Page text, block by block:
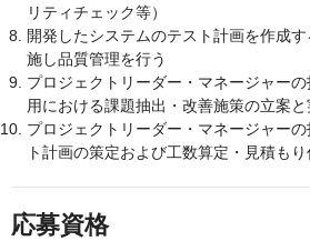
リティチェック等）
開発したシステムのテスト計画を作成
施し品質管理を行う
プロジェクトリーダー・マネージャー
用における課題抽出・改善施策の立案と
プロジェクトリーダー・マネージャー
ト計画の策定および工数算定・見積もり
応募資格